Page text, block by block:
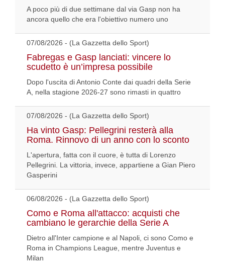
A poco più di due settimane dal via Gasp non ha
ancora quello che era l'obiettivo numero uno
07/08/2026 - (La Gazzetta dello Sport)
Fabregas e Gasp lanciati: vincere lo
scudetto è un’impresa possibile
Dopo l'uscita di Antonio Conte dai quadri della Serie
A, nella stagione 2026-27 sono rimasti in quattro
07/08/2026 - (La Gazzetta dello Sport)
Ha vinto Gasp: Pellegrini resterà alla
Roma. Rinnovo di un anno con lo sconto
L'apertura, fatta con il cuore, è tutta di Lorenzo
Pellegrini. La vittoria, invece, appartiene a Gian Piero
Gasperini
06/08/2026 - (La Gazzetta dello Sport)
Como e Roma all'attacco: acquisti che
cambiano le gerarchie della Serie A
Dietro all'Inter campione e al Napoli, ci sono Como e
Roma in Champions League, mentre Juventus e
Milan